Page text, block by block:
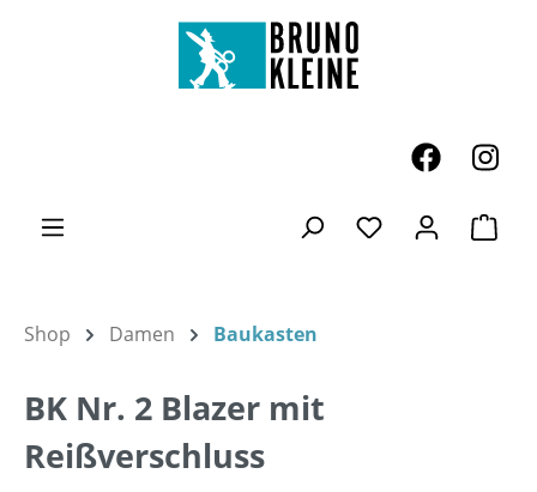
Zum Hauptinhalt springen
Du hast 0
Shop Damen Baukasten
BK Nr. 2 Blazer mit
Reißverschluss